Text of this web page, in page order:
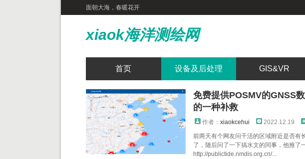
面朝大海，春暖花开
xiaok海洋测绘网
首页 设备及后处理 GIS&VR
免费提供POSMV的GNSS
的一种补救
作者： xiaokcehui 2022.12.19
前两天有个网友问干活的区域附近是否有
了，随后问了一下搞水文的同事，他推了
http://publictide.nmdis.org.cn/...